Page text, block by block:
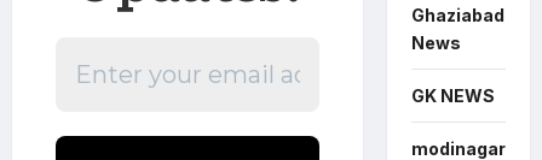
Ghaziabad
News
GK NEWS
modinagar